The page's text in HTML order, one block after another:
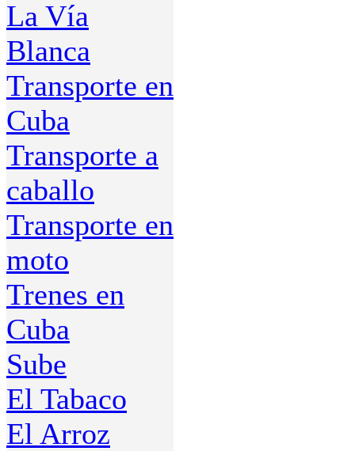
La Vía
Blanca
Transporte en
Cuba
Transporte a
caballo
Transporte en
moto
Trenes en
Cuba
Sube
El Tabaco
El Arroz